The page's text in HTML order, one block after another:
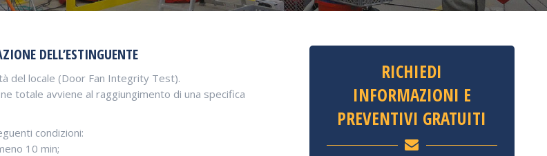
DELL’ESTINGUENTE
del locale (Door Fan Integrity Test).
totale avviene al raggiungimento di una specifica
condizioni:
10 min;
RICHIEDI
INFORMAZIONI E
PREVENTIVI GRATUITI